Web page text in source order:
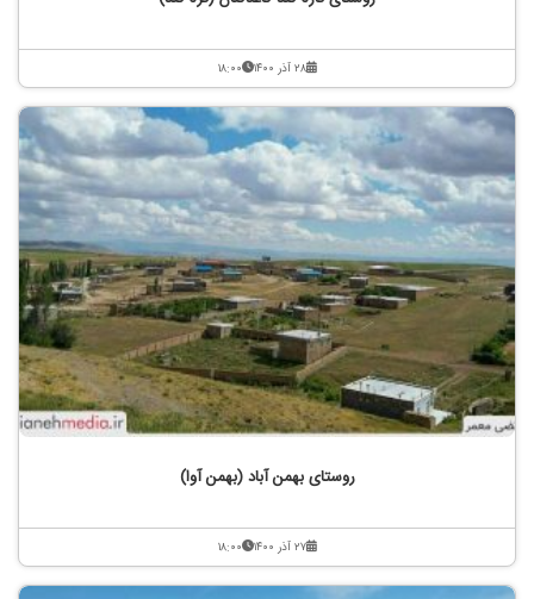
۲۸ آذر ۱۴۰۰ ۱۸:۰۰
روستای بهمن آباد (بهمن آوا)
۲۷ آذر ۱۴۰۰ ۱۸:۰۰